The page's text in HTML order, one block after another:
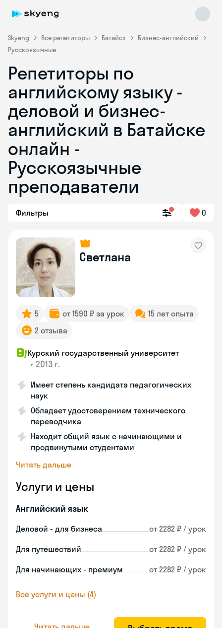
Skyeng Все репетиторы Батайск
Бизнес-английский
Русскоязычные
Репетиторы по
английскому языку -
деловой и бизнес-
английский в Батайске
онлайн -
Русскоязычные
преподаватели
Фильтры 0
Светлана
5 от 1590 ₽ за урок
15 лет опыта
2 отзыва
Курский государственный университет
• 2013 г.
Имеет степень кандидата педагогических
наук
Обладает удостоверением технического
переводчика
Находит общий язык с начинающими и
продвинутыми студентами
Читать дальше
Услуги и цены
Английский язык
Деловой - для бизнеса от 2282 ₽ / урок
Для путешествий от 2282 ₽ / урок
Для начинающих - премиум от 2282 ₽ / урок
Все услуги и цены (4)
Skyeng Chat